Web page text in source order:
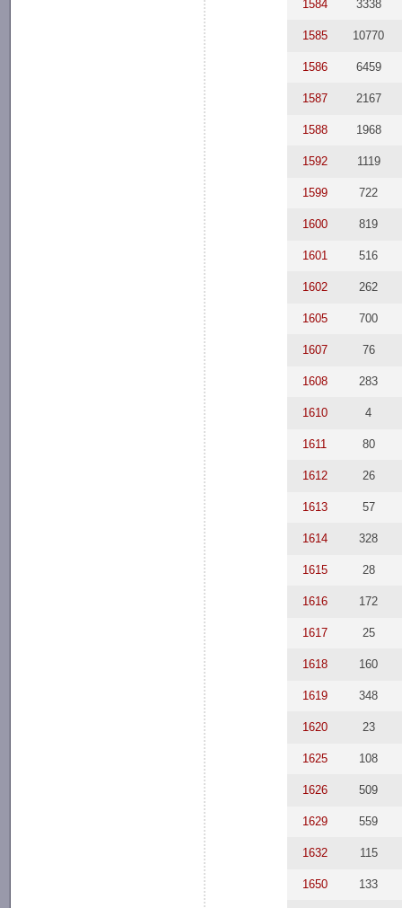
1584 3338
1585 10770
1586 6459
1587 2167
1588 1968
1592 1119
1599 722
1600 819
1601 516
1602 262
1605 700
1607 76
1608 283
1610 4
1611 80
1612 26
1613 57
1614 328
1615 28
1616 172
1617 25
1618 160
1619 348
1620 23
1625 108
1626 509
1629 559
1632 115
1650 133